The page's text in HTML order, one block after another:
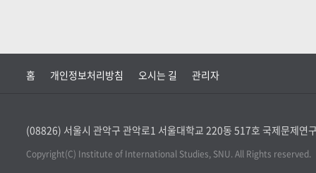
홈 개인정보처리방침 오시는 길 관리자
(08826) 서울시 관악구 관악로1 서울대학교 220동 517호 국제문제연
Copyright(C) Institute of International Studies, SNU. All Rights reserved.